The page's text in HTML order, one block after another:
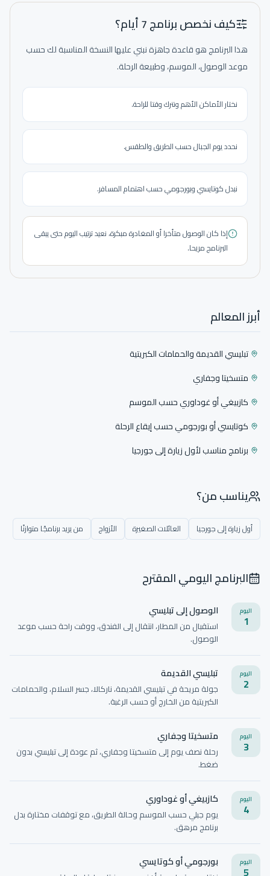
كيف نخصص برنامج 7 أيام؟
هذا البرنامج هو قاعدة جاهزة نبني عليها النسخة المناسبة لك حسب
موعد الوصول، الموسم، وطبيعة الرحلة.
نختار الأماكن الأهم ونترك وقتا للراحة.
نحدد يوم الجبال حسب الطريق والطقس.
نبدل كوتايسي وبورجومي حسب اهتمام المسافر.
إذا كان الوصول متأخرا أو المغادرة مبكرة، نعيد ترتيب اليوم حتى يبقى
البرنامج مريحا.
أبرز المعالم
تبليسي القديمة والحمامات الكبريتية
متسخيتا وجفاري
كازبيغي أو غوداوري حسب الموسم
كوتايسي أو بورجومي حسب إيقاع الرحلة
برنامج مناسب لأول زيارة إلى جورجيا
يناسب من؟
أول زيارة إلى جورجيا العائلات الصغيرة الأزواج من يريد برنامجًا متوازنًا
البرنامج اليومي المقترح
اليوم
1
الوصول إلى تبليسي
استقبال من المطار، انتقال إلى الفندق، ووقت راحة حسب موعد
الوصول.
اليوم
2
تبليسي القديمة
جولة مريحة في تبليسي القديمة، ناركالا، جسر السلام، والحمامات
الكبريتية من الخارج أو حسب الرغبة.
اليوم
3
متسخيتا وجفاري
رحلة نصف يوم إلى متسخيتا وجفاري، ثم عودة إلى تبليسي بدون
ضغط.
اليوم
4
كازبيغي أو غوداوري
يوم جبلي حسب الموسم وحالة الطريق، مع توقفات مختارة بدل
برنامج مرهق.
اليوم
5
بورجومي أو كوتايسي